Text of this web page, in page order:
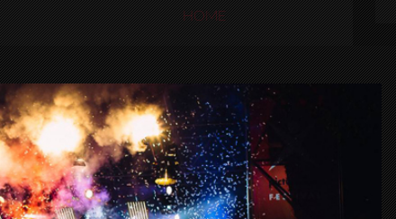
HOME